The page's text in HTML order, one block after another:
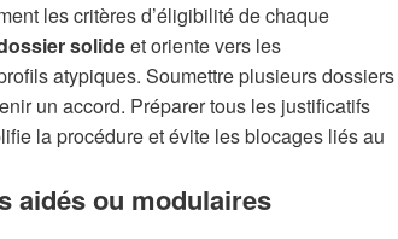
les critères d’éligibilité de chaque
solideet oriente vers les
atypiques. Soumettre plusieurs dossiers
un accord. Préparer tous les justificatifs
la procédure et évite les blocages liés au
aidés ou modulaires